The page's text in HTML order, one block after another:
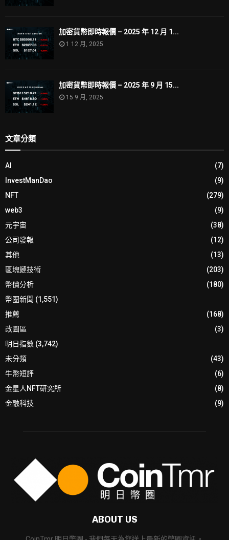
加密貨幣即時報價 – 2025 年 12 月 1...
1 12 月, 2025
加密貨幣即時報價 – 2025 年 9 月 15...
15 9 月, 2025
文章分類
AI
(7)
InvestManDao
(9)
NFT
(279)
web3
(9)
元宇宙
(38)
公司發報
(12)
其他
(13)
區塊鏈技術
(203)
幣價分析
(180)
幣圈新聞 (1,551)
推薦
(168)
改圖區
(3)
明日指數 (3,742)
未分類
(43)
牛幣短評
(6)
金星人NFT研究所
(8)
金融科技
(9)
ABOUT US